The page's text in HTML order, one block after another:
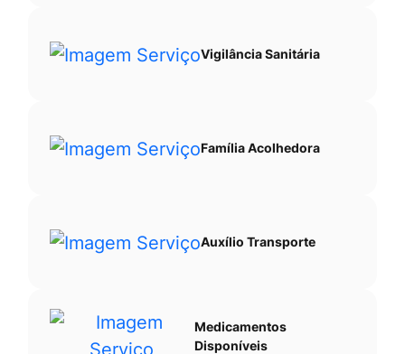
Vigilância Sanitária
Família Acolhedora
Auxílio Transporte
Medicamentos
Disponíveis